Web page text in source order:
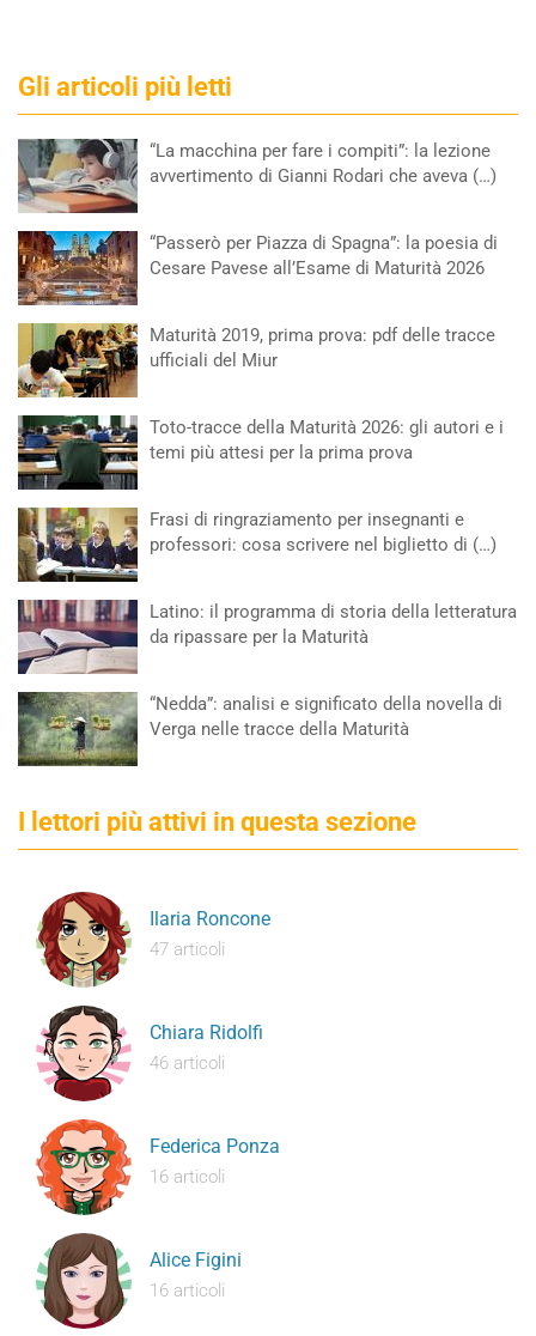
Gli articoli più letti
“La macchina per fare i compiti”: la lezione
avvertimento di Gianni Rodari che aveva (…)
“Passerò per Piazza di Spagna”: la poesia di
Cesare Pavese all’Esame di Maturità 2026
Maturità 2019, prima prova: pdf delle tracce
ufficiali del Miur
Toto-tracce della Maturità 2026: gli autori e i
temi più attesi per la prima prova
Frasi di ringraziamento per insegnanti e
professori: cosa scrivere nel biglietto di (…)
Latino: il programma di storia della letteratura
da ripassare per la Maturità
“Nedda”: analisi e significato della novella di
Verga nelle tracce della Maturità
I lettori più attivi in questa sezione
Ilaria Roncone
47 articoli
Chiara Ridolfi
46 articoli
Federica Ponza
16 articoli
Alice Figini
16 articoli